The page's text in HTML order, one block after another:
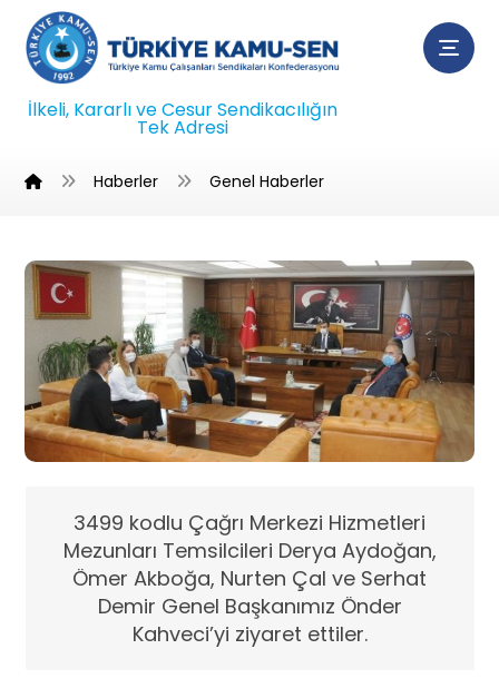
İlkeli, Kararlı ve Cesur Sendikacılığın
Tek Adresi
Haberler Genel Haberler
3499 kodlu Çağrı Merkezi Hizmetleri
Mezunları Temsilcileri Derya Aydoğan,
Ömer Akboğa, Nurten Çal ve Serhat
Demir Genel Başkanımız Önder
Kahveci’yi ziyaret ettiler.